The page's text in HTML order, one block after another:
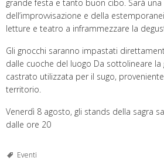
grande festa e tanto buon cibo. Sarà una
dell’improvvisazione e della
letture e teatro a inframmezzare la
Gli gnocchi saranno impastati
dalle cuoche del luogo Da sottolineare la
castrato utilizzata per il sugo,
territorio.
Venerdì 8 agosto, gli stands della sagra
dalle ore 20
Eventi